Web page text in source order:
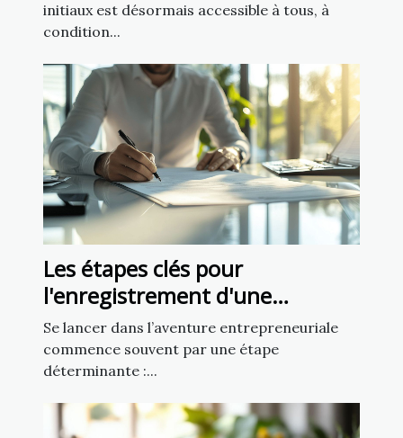
initiaux est désormais accessible à tous, à
condition...
Les étapes clés pour
l'enregistrement d'une
nouvelle entreprise
Se lancer dans l’aventure entrepreneuriale
commence souvent par une étape
déterminante :...